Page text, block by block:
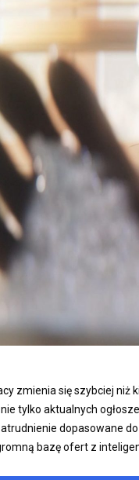
zmienia się szybciej niż
tylko aktualnych
dopasowane
bazę ofert z